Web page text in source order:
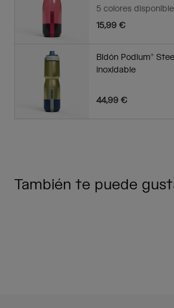
5 colores
15,99 €
Bidón Podium®
inoxidable
44,99 €
También te puede